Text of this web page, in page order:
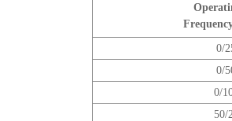
0/
0/
0/
50/